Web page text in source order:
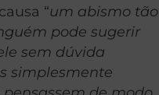
“um abismo tão
pode sugerir
sem dúvida
simplesmente